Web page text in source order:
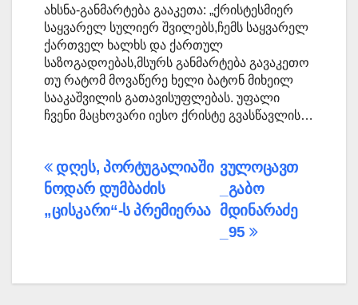
ახსნა-განმარტება გააკეთა: „ქრისტესმიერ
საყვარელ სულიერ შვილებს,ჩემს საყვარელ
ქართველ ხალხს და ქართულ
საზოგადოებას,მსურს განმარტება გავაკეთო
თუ რატომ მოვაწერე ხელი ბატონ მიხეილ
სააკაშვილის გათავისუფლებას. უფალი
ჩვენი მაცხოვარი იესო ქრისტე გვასწავლის…
პოსტის
ნავიგაცია
ვულოცავთ
_გაბო
მდინარაძე
_95
დღეს, პორტუგალიაში
ნოდარ დუმბაძის
„ცისკარი“-ს პრემიერაა